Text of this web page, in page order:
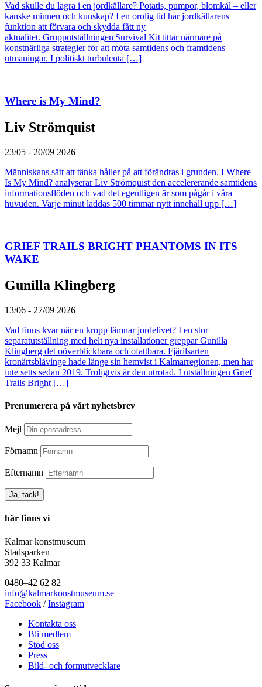
Vad skulle du lagra i en jordkällare? Potatis, pumpor, blomkål – eller
kanske minnen och kunskap? I en orolig tid har jordkällarens
funktion att förvara och skydda fått ny
aktualitet. Grupputställningen Survival Kit tittar närmare på
konstnärliga strategier för att möta samtidens och framtidens
utmaningar. I politiskt turbulenta […]
Where is My Mind?
Liv Strömquist
23/05 - 20/09 2026
Människans sätt att tänka håller på att förändras i grunden. I Where
Is My Mind? analyserar Liv Strömquist den accelererande samtidens
informationsflöden och vad det egentligen är som pågår i våra
huvuden. Varje minut laddas 500 timmar nytt innehåll upp […]
GRIEF TRAILS BRIGHT PHANTOMS IN ITS
WAKE
Gunilla Klingberg
13/06 - 27/09 2026
Vad finns kvar när en kropp lämnar jordelivet? I en stor
separatutställning med helt nya installationer greppar Gunilla
Klingberg det oöverblickbara och ofattbara. Fjärilsarten
kronärtsblåvinge hade länge sin hemvist i Kalmarregionen, men har
inte setts sedan 2019. Troligtvis är den utrotad. I utställningen Grief
Trails Bright […]
Prenumerera på vårt nyhetsbrev
Mejl
Förnamn
Efternamn
här finns vi
Kalmar konstmuseum
Stadsparken
392 33 Kalmar
0480–42 62 82
info@kalmarkonstmuseum.se
Facebook /Instagram
Kontakta oss
Bli medlem
Stöd oss
Press
Bild- och formutvecklare